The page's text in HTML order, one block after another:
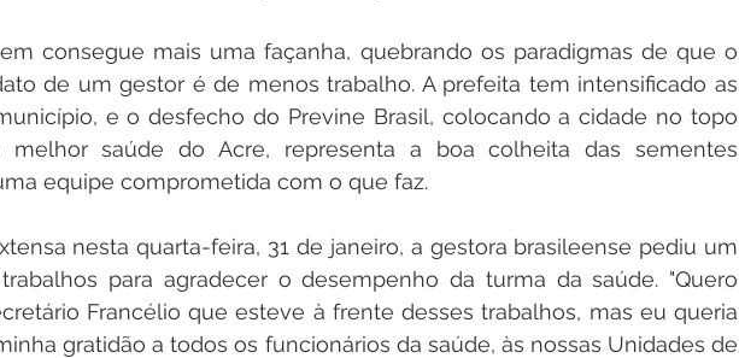
consegue mais uma façanha, quebrando os paradigmas de que o
de um gestor é de menos trabalho. A prefeita tem intensificado as
e o desfecho do Previne Brasil, colocando a cidade no topo
saúde do Acre, representa a boa colheita das sementes
equipe comprometida com o que faz.
nesta quarta-feira, 31 de janeiro, a gestora brasileense pediu um
para agradecer o desempenho da turma da saúde. "Quero
Francélio que esteve à frente desses trabalhos, mas eu queria
gratidão a todos os funcionários da saúde, às nossas Unidades de